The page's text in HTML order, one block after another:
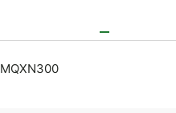
MQXN300